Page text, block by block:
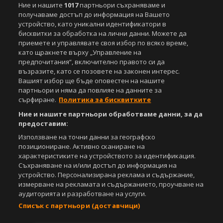
Ние и нашите1017партньори съхраняваме и
получаваме достъп до информация на Вашето
устройство, като уникални идентификатори в
бисквитки за обработка на лични данни. Можете да
приемете и управлявате своя избор по всяко време,
като щракнете върху „Управление на
предпочитания“, включително правото си да
възразите, като се позовете на законен интерес.
Вашият избор ще бъде оповестен на нашите
партньори и няма да повлияе на данните за
сърфиране. Политика за бисквитките
Ние и нашите партньори обработваме данни, за да
предоставим:
Използване на точни данни за географско
позициониране. Активно сканиране на
характеристиките на устройството за идентификация.
Съхраняване на и/или достъп до информация на
устройство. Персонализирана реклама и съдържание,
измерване на рекламата и съдържанието, проучване на
аудиторията и разработване на услуги.
Списък с партньори (доставчици)